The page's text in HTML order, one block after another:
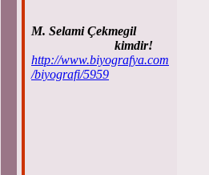
M. Selami Çekmegil
kimdir!
http://www.biyografya.com
/biyografi/5959